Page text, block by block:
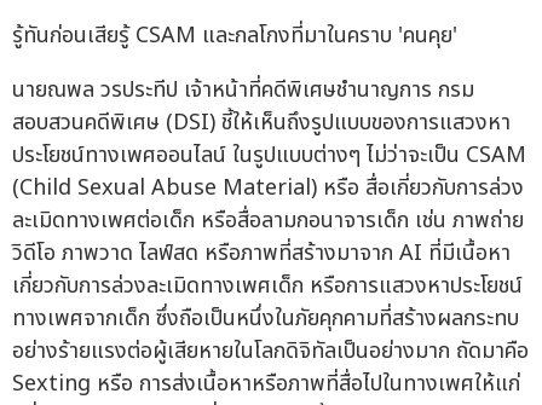
รู้ทันก่อนเสียรู้ CSAM และกลโกงที่มาในคราบ 'คนคุย'
นายณพล วรประทีป เจ้าหน้าที่คดีพิเศษชำนาญการ กรม
สอบสวนคดีพิเศษ (DSI) ชี้ให้เห็นถึงรูปแบบของการแสวงหา
ประโยชน์ทางเพศออนไลน์ ในรูปแบบต่างๆ ไม่ว่าจะเป็น CSAM
(Child Sexual Abuse Material) หรือ สื่อเกี่ยวกับการล่วง
ละเมิดทางเพศต่อเด็ก หรือสื่อลามกอนาจารเด็ก เช่น ภาพถ่าย
วิดีโอ ภาพวาด ไลฟ์สด หรือภาพที่สร้างมาจาก AI ที่มีเนื้อหา
เกี่ยวกับการล่วงละเมิดทางเพศเด็ก หรือการแสวงหาประโยชน์
ทางเพศจากเด็ก ซึ่งถือเป็นหนึ่งในภัยคุกคามที่สร้างผลกระทบ
อย่างร้ายแรงต่อผู้เสียหายในโลกดิจิทัลเป็นอย่างมาก ถัดมาคือ
Sexting หรือ การส่งเนื้อหาหรือภาพที่สื่อไปในทางเพศให้แก่